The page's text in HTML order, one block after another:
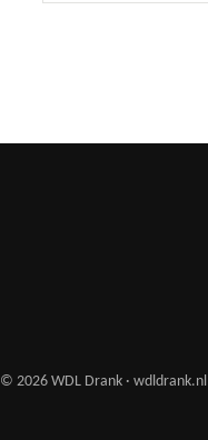
© 2026 WDL Drank · wdldrank.nl